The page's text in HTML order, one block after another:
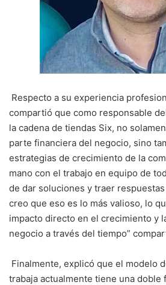
Respecto a su experiencia
compartió que como responsable
la cadena de tiendas Six, no
parte financiera del negocio, sino
estrategias de crecimiento de la
mano con el trabajo en equipo de
de dar soluciones y traer
creo que eso es lo más valioso, lo
impacto directo en el crecimiento y
negocio a través del tiempo”
Finalmente, explicó que el modelo
trabaja actualmente tiene una doble